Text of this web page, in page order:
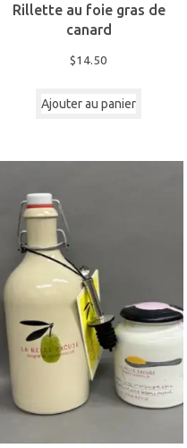
Rillette au foie gras de
canard
$14.50
Ajouter au panier